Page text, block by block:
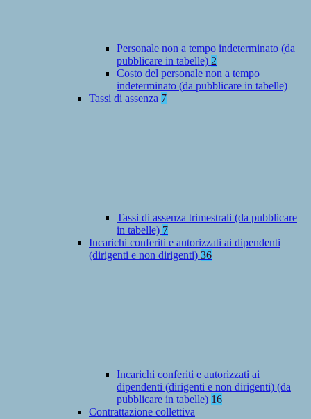
Personale non a tempo indeterminato (da
pubblicare in tabelle) 2
Costo del personale non a tempo
indeterminato (da pubblicare in tabelle)
Tassi di assenza 7
Tassi di assenza trimestrali (da pubblicare
in tabelle) 7
Incarichi conferiti e autorizzati ai dipendenti
(dirigenti e non dirigenti) 36
Incarichi conferiti e autorizzati ai
dipendenti (dirigenti e non dirigenti) (da
pubblicare in tabelle) 16
Contrattazione collettiva